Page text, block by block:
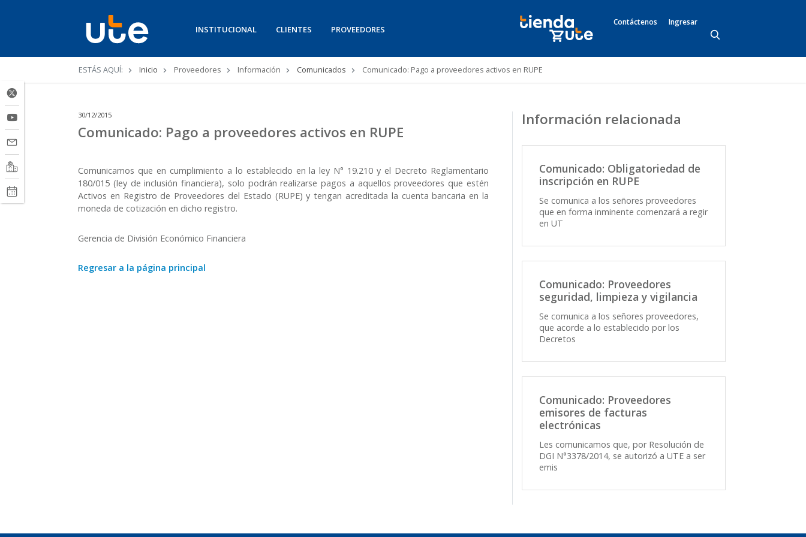
INSTITUCIONAL CLIENTES PROVEEDORES
Contáctenos Ingresar
Ruta
navegación
ESTÁS AQUÍ: Inicio Proveedores Información Comunicados Comunicado: Pago a proveedores activos en RUPE
30/12/2015
Comunicado: Pago a proveedores activos en RUPE
Comunicamos que en cumplimiento a lo establecido en la ley N° 19.210 y el Decreto Reglamentario
180/015 (ley de inclusión financiera), solo podrán realizarse pagos a aquellos proveedores que estén
Activos en Registro de Proveedores del Estado (RUPE) y tengan acreditada la cuenta bancaria en la
moneda de cotización en dicho registro.
Gerencia de División Económico Financiera
Regresar a la página principal
Información relacionada
Comunicado: Obligatoriedad de
inscripción en RUPE
Se comunica a los señores proveedores
que en forma inminente comenzará a regir
en UT
Comunicado: Proveedores
seguridad, limpieza y vigilancia
Se comunica a los señores proveedores,
que acorde a lo establecido por los
Decretos
Comunicado: Proveedores
emisores de facturas
electrónicas
Les comunicamos que, por Resolución de
DGI N°3378/2014, se autorizó a UTE a ser
emis